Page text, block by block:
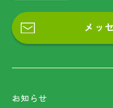
メッ
お知らせ